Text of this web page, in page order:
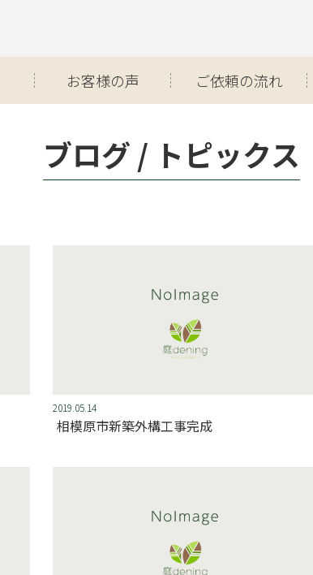
お客様の声 ご依頼の流れ
ブログ / トピックス
2019.05.14
相模原市新築外構工事完成